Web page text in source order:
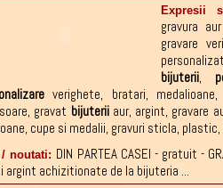
Expresii
gravura
gravare
bijuterii,
verighete, bratari, medalioane,
, gravat bijuteriiaur, argint, gravare
, cupe si medalii, gravuri sticla, plastic,
/ noutati: DIN PARTEA CASEI - gratuit -
argint achizitionate de la bijuteria ...